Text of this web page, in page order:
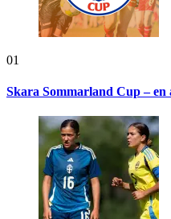
01
Skara Sommarland Cup –